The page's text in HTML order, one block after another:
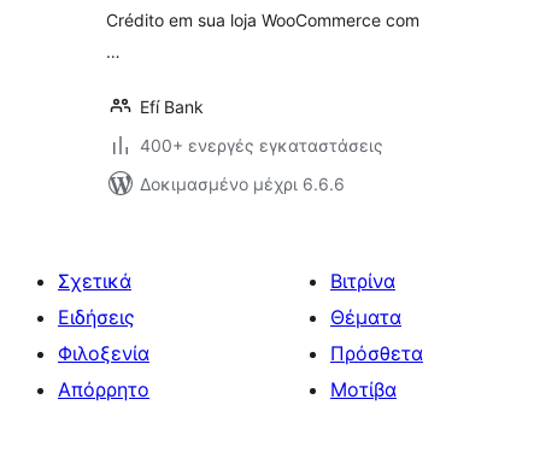
Crédito em sua loja WooCommerce com
…
Efí Bank
400+ ενεργές εγκαταστάσεις
Δοκιμασμένο μέχρι 6.6.6
Σχετικά
Ειδήσεις
Φιλοξενία
Απόρρητο
Βιτρίνα
Θέματα
Πρόσθετα
Μοτίβα